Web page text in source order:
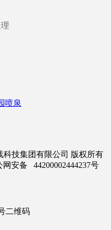
喷泉
科技集团有限公司 版权所有
网安备 44200002444237号